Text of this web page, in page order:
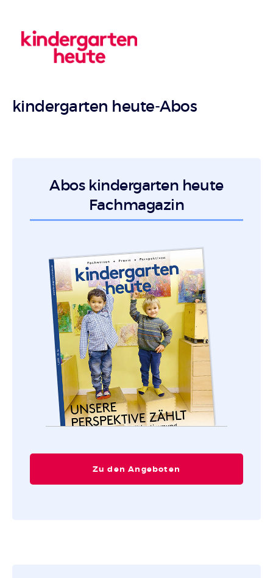
kindergarten heute-Abos
Abos kindergarten heute
Fachmagazin
Zu den Angeboten